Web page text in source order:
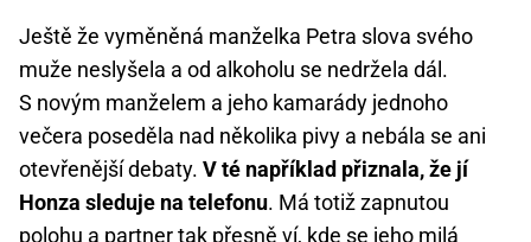
Ještě že vyměněná manželka Petra slova svého
muže neslyšela a od alkoholu se nedržela dál.
S novým manželem a jeho kamarády jednoho
večera poseděla nad několika pivy a nebála se ani
otevřenější debaty. V té například přiznala, že jí
Honza sleduje na telefonu. Má totiž zapnutou
polohu a partner tak přesně ví, kde se jeho milá